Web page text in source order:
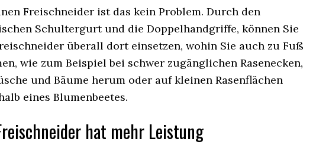
Freischneider ist das kein Problem. Durch den
Schultergurt und die Doppelhandgriffe, können Sie
überall dort einsetzen, wohin Sie auch zu Fuß
wie zum Beispiel bei schwer zugänglichen Rasenecken,
und Bäume herum oder auf kleinen Rasenflächen
eines Blumenbeetes.
hat mehr Leistung